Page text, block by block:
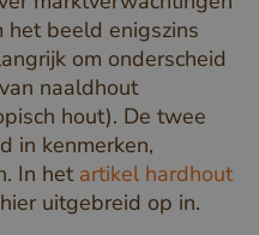
het beeld enigszins
om onderscheid
naaldhout
hout). De twee
in kenmerken,
In het artikel hardhout
uitgebreid op in.